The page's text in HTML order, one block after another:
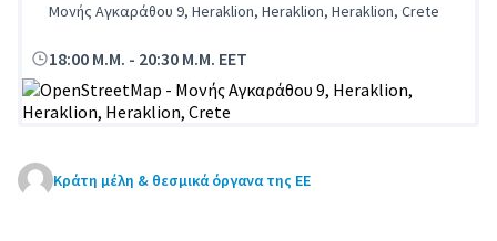
Μονής Αγκαράθου 9, Heraklion, Heraklion, Heraklion, Crete
18:00 Μ.Μ. - 20:30 Μ.Μ. EET
Κράτη μέλη & θεσμικά όργανα της ΕΕ